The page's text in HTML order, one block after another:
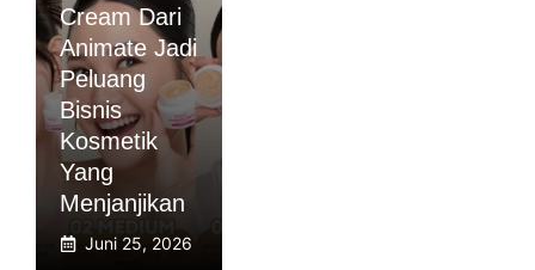
Cream Dari
Animate Jadi
Peluang
Bisnis
Kosmetik
Yang
Menjanjikan
Juni 25, 2026